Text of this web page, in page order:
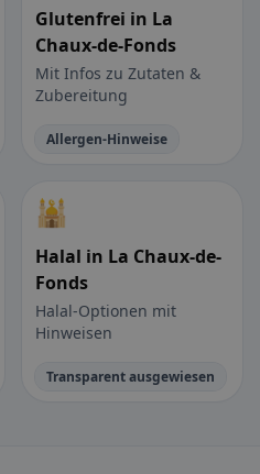
Glutenfrei in La
Chaux-de-Fonds
Mit Infos zu Zutaten &
Zubereitung
Allergen-Hinweise
🕌
Halal in La Chaux-de-
Fonds
Halal-Optionen mit
Hinweisen
Transparent ausgewiesen